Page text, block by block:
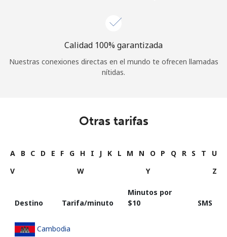
Calidad 100% garantizada
Nuestras conexiones directas en el mundo te ofrecen llamadas
nítidas.
Otras tarifas
A B C D E F G H I J K L M N O P Q R S T
U
V
W Y Z
Destino Tarifa/minuto
Minutos por
⁦$10⁩
SMS
Cambodia